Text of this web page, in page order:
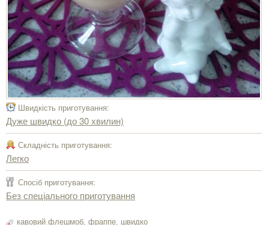
Швидкість приготування:
Дуже швидко (до 30 хвилин)
Складність приготування:
Легко
Спосіб приготування:
Без спеціального приготування
кавовий флешмоб, фраппе, швидко